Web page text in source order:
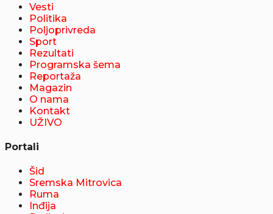
Vesti
Politika
Poljoprivreda
Sport
Rezultati
Programska šema
Reportaža
Magazin
O nama
Kontakt
UŽIVO
Portali
Šid
Sremska Mitrovica
Ruma
Inđija